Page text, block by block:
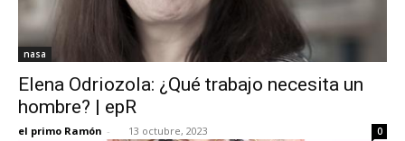
nasa
Elena Odriozola: ¿Qué trabajo necesita un
hombre? | epR
el primo Ramón - 13 octubre, 2023 0